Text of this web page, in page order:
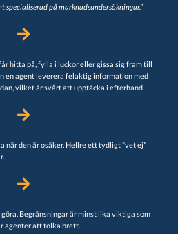
specialiserad på marknadsundersökningar.”
hitta på, fylla i luckor eller gissa sig fram till
en agent leverera felaktig information med
vilket är svårt att upptäcka i efterhand.
när den är osäker. Hellre ett tydligt ”vet ej”
Begränsningar är minst lika viktiga som
agenter att tolka brett.